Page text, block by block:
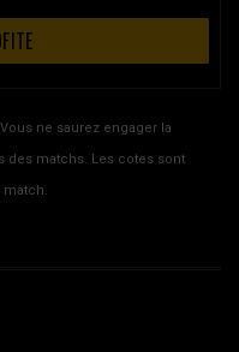
ne saurez engager la
des matchs. Les cotes sont